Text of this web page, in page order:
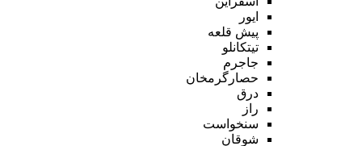
ایور
پیش قلعه
تیتکانلو
جاجرم
حصارگرمخان
درق
راز
سنخواست
شوقان